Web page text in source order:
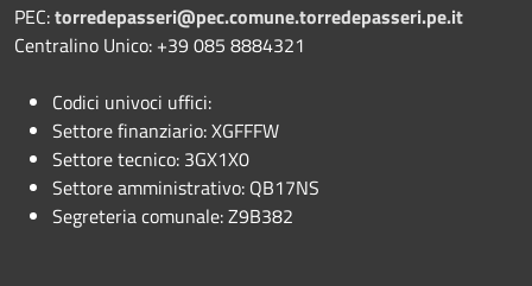
PEC:torredepasseri@pec.comune.torredepasseri.pe.it
Centralino Unico: +39 085 8884321
Codici univoci uffici:
Settore finanziario: XGFFFW
Settore tecnico: 3GX1X0
Settore amministrativo: QB17NS
Segreteria comunale: Z9B382